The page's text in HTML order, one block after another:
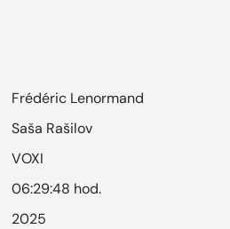
Frédéric Lenormand
Saša Rašilov
VOXI
06:29:48 hod.
2025